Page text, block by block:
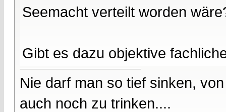
Seemacht verteilt worden
Gibt es dazu objektive
Nie darf man so tief sinken,
auch noch zu trinken....